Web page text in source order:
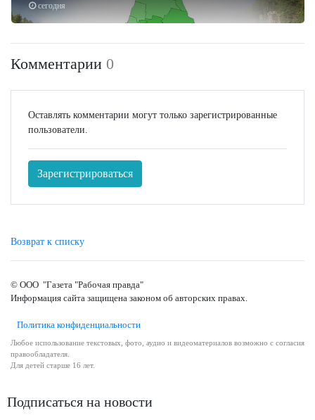
сегодня
Комментарии 0
Оставлять комментарии могут только зарегистрированные
пользователи.
Зарегистрироваться
Возврат к списку
© ООО "Газета "Рабочая правда"
Информация сайта защищена законом об авторских правах.
Политика конфиденциальности
Любое использование текстовых, фото, аудио и видеоматериалов возможно с согласия
правообладателя.
Для детей старше 16 лет.
Подписаться на новости